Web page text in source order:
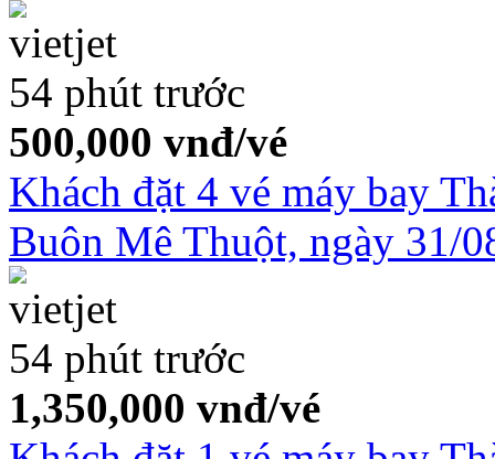
54 phút trước
500,000 vnđ/vé
Khách đặt 4 vé máy bay
Buôn Mê Thuột, ngày 31/
54 phút trước
1,350,000 vnđ/vé